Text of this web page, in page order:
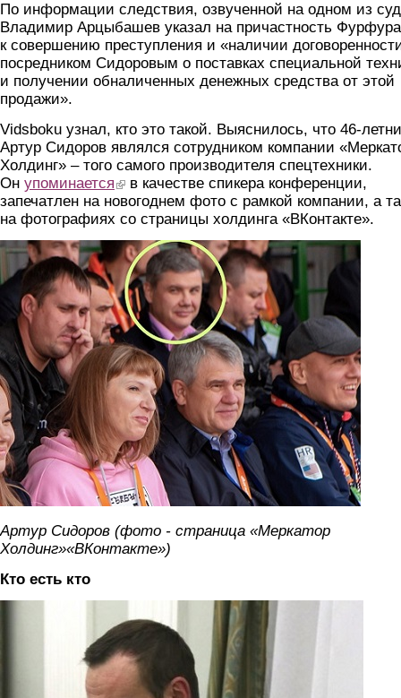
По информации следствия, озвученной на одном из
Владимир Арцыбашев указал на причастность
к совершению преступления и «наличии
посредником Сидоровым о поставках специальной
и получении обналиченных денежных средства от этой
продажи».
Vidsboku узнал, кто это такой. Выяснилось, что 46-
Артур Сидоров являлся сотрудником компании
Холдинг» – того самого производителя спецтехники.
Он упоминается (link is external)
в качестве спикера конференции,
запечатлен на новогоднем фото с рамкой компании, а
на фотографиях со страницы холдинга «ВКонтакте».
sidorov.jpg
Артур Сидоров (фото - страница «Меркатор
Холдинг»«ВКонтакте»)
Кто есть кто